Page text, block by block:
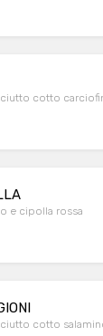
cotto
e cipolla rossa
cotto